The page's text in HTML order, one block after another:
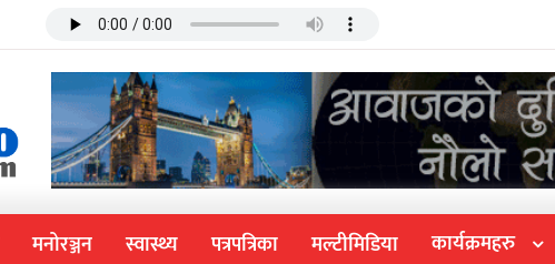
मनोरञ्जन स्वास्थ्य पत्रपत्रिका मल्टीमिडिया कार्यक्रमहरु